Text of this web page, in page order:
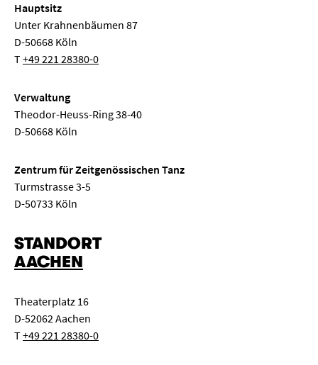
Hauptsitz
Unter Krahnenbäumen 87
D-50668 Köln
T+49 221 28380-0
Verwaltung
Theodor-Heuss-Ring 38-40
D-50668 Köln
Zentrum für Zeitgenössischen Tanz
Turmstrasse 3-5
D-50733 Köln
STANDORT
AACHEN
Theaterplatz 16
D-52062 Aachen
T+49 221 28380-0